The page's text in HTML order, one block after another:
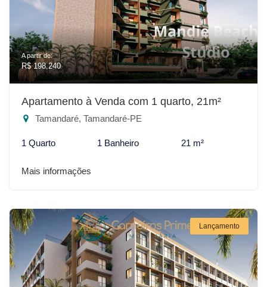
A partir de:
R$ 198.240
Apartamento à Venda com 1 quarto, 21m²
Tamandaré, Tamandaré-PE
1 Quarto 1 Banheiro 21 m²
Mais informações
Lançamento